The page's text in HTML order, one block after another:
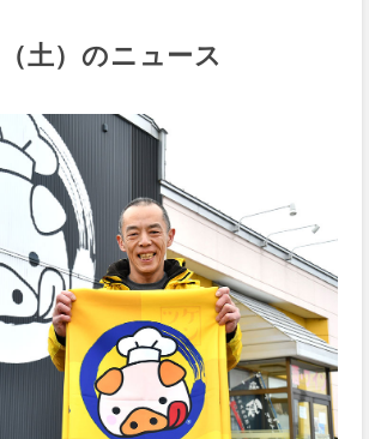
土）のニュース